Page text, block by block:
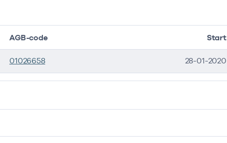
AGB-code Start
01026658 28-01-2020